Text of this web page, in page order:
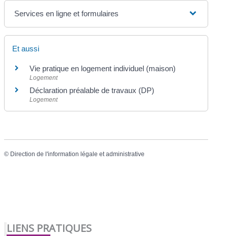
Services en ligne et formulaires
Et aussi
Vie pratique en logement individuel (maison)
Logement
Déclaration préalable de travaux (DP)
Logement
© Direction de l'information légale et administrative
LIENS PRATIQUES